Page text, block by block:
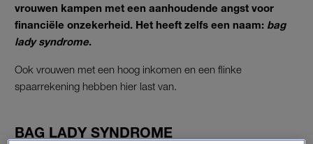
vrouwen kampen met een aanhoudende angst voor
financiële onzekerheid. Het heeft zelfs een naam: bag
lady syndrome.
Ook vrouwen met een hoog inkomen en een flinke
spaarrekening hebben hier last van.
BAG LADY SYNDROME